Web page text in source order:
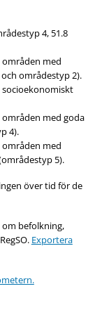
4, 51.8
med
områdestyp 2).
socioekonomiskt
med goda
4).
med
5).
över tid för de
befolkning,
Exportera